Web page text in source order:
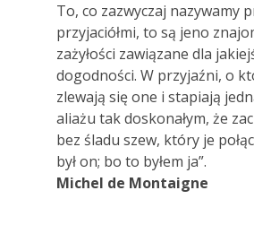
To, co zazwyczaj nazywamy
przyjaciółmi, to są jeno
zażyłości zawiązane dla
dogodności. W przyjaźni, o
zlewają się one i stapiają
aliażu tak doskonałym, że
bez śladu szew, który je
był on; bo to byłem ja”.
Michel de Montaigne